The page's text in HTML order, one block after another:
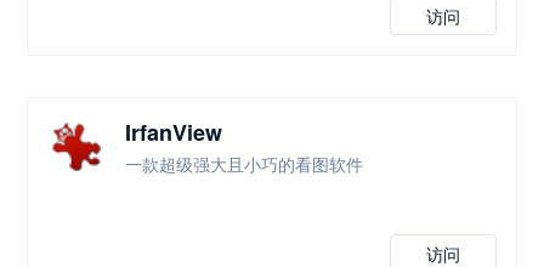
访问
IrfanView
一款超级强大且小巧的看图软件
访问